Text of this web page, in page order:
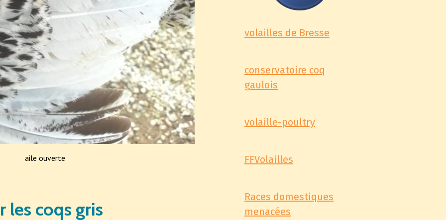
aile ouverte
les coqs gris
volailles de Bresse
conservatoire coq
gaulois
volaille-poultry
FFVolailles
Races domestiques
menacées